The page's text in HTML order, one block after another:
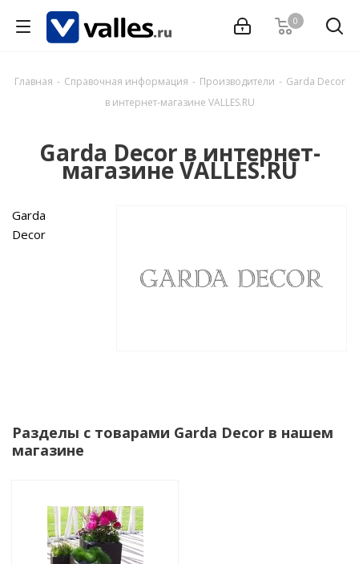
0
Главная - Справочная информация - Производители - Garda Decor
в интернет-магазине VALLES.RU
Garda Decor в интернет-
магазине VALLES.RU
Garda
Decor
Разделы с товарами Garda Decor в нашем
магазине